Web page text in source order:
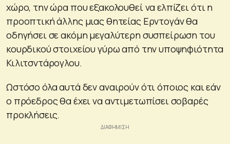
χώρο, την ώρα που εξακολουθεί να ελπίζει ότι η
προοπτική άλλης μιας θητείας Ερντογάν θα
οδηγήσει σε ακόμη μεγαλύτερη συσπείρωση του
κουρδικού στοιχείου γύρω από την υποψηφιότητα
Κιλιτσντάρογλου.
Ωστόσο όλα αυτά δεν αναιρούν ότι όποιος και εάν
ο πρόεδρος θα έχει να αντιμετωπίσει σοβαρές
προκλήσεις.